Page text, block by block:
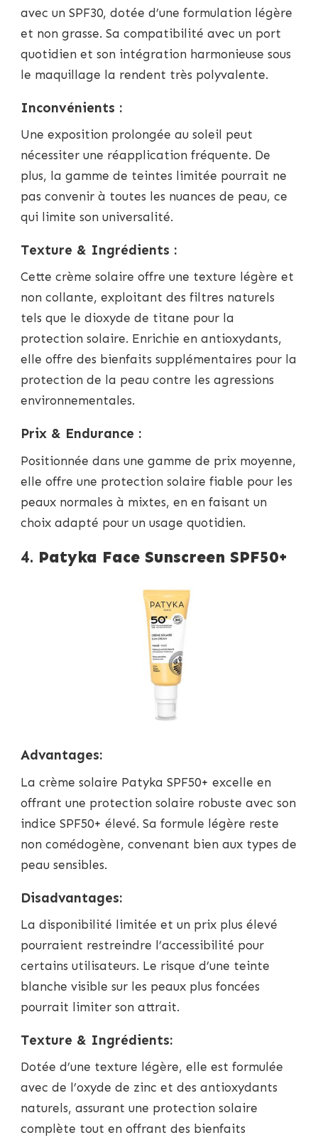
avec un SPF30, dotée d’une formulation légère
et non grasse. Sa compatibilité avec un port
quotidien et son intégration harmonieuse sous
le maquillage la rendent très polyvalente.
Inconvénients :
Une exposition prolongée au soleil peut
nécessiter une réapplication fréquente. De
plus, la gamme de teintes limitée pourrait ne
pas convenir à toutes les nuances de peau, ce
qui limite son universalité.
Texture & Ingrédients :
Cette crème solaire offre une texture légère et
non collante, exploitant des filtres naturels
tels que le dioxyde de titane pour la
protection solaire. Enrichie en antioxydants,
elle offre des bienfaits supplémentaires pour la
protection de la peau contre les agressions
environnementales.
Prix & Endurance :
Positionnée dans une gamme de prix moyenne,
elle offre une protection solaire fiable pour les
peaux normales à mixtes, en en faisant un
choix adapté pour un usage quotidien.
4. Patyka Face Sunscreen SPF50+
Advantages:
La crème solaire Patyka SPF50+ excelle en
offrant une protection solaire robuste avec son
indice SPF50+ élevé. Sa formule légère reste
non comédogène, convenant bien aux types de
peau sensibles.
Disadvantages:
La disponibilité limitée et un prix plus élevé
pourraient restreindre l’accessibilité pour
certains utilisateurs. Le risque d’une teinte
blanche visible sur les peaux plus foncées
pourrait limiter son attrait.
Texture & Ingrédients:
Dotée d’une texture légère, elle est formulée
avec de l’oxyde de zinc et des antioxydants
naturels, assurant une protection solaire
complète tout en offrant des bienfaits